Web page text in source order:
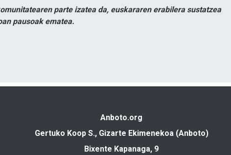
parte izatea da, euskararen erabilera sustatzea
pausoak ematea.
Anboto.org
Gertuko Koop S., Gizarte Ekimenekoa (Anboto)
Bixente Kapanaga, 9